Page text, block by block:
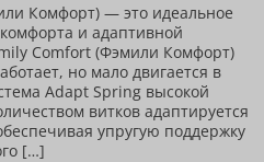
Комфорт) — это идеальное
и адаптивной
Comfort (Фэмили Комфорт)
но мало двигается в
Adapt Spring высокой
витков адаптируется
упругую поддержку
[…]